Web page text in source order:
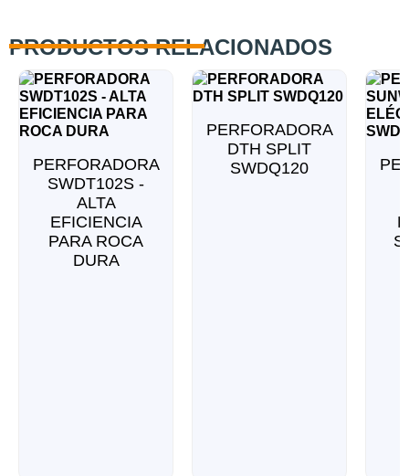
PRODUCTOS RELACIONADOS
PERFORADORA
SWDT102S -
ALTA
EFICIENCIA
PARA ROCA
DURA
PERFORADORA
DTH SPLIT
SWDQ120